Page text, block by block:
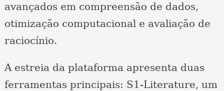
avançados em compreensão de dados,
otimização computacional e avaliação de
raciocínio.
A estreia da plataforma apresenta duas
ferramentas principais: S1-Literature, um